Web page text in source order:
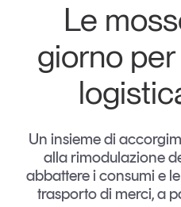
Economia e
Innovazione
Logistica
Retail e brand
Sostenibilità
Grandi temi
Le
giorno
Un insieme di
alla rimodulazione
abbattere i consumi e
trasporto di merci, a